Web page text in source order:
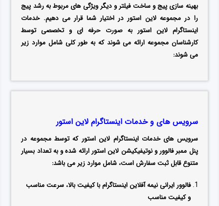
بهینه سازی پیج و ساخت فیلتر و دیگر ویژگی های مربوط به رشد پیج
را در مجموعه لاین استور در اختیار شما قرار می دهیم.خدمات
اینستاگرام لاین استوربه صورت حرفه ای و تخصصی توسط
کارشناسان مجموعه ارائه می شوند که به طور کلی شامل موارد زیر
می شوند:
سرویس های و خدمات اینستاگرام لاین استور
سرویس های خدمات اینستاگرام لاین استور که توسط مجموعه در
پنل ممبر فالوور و نوتیفیکیشن لاین استور ارائه شده و به تعداد بسیار
متنوع قابل ثبت سفارش است، شامل موارد زیر می باشد:
فالوور ایرانی نیمه آفلاین اینستاگرام با کیفیت بالا، سرعت مناسب
و کیفیت مناسب